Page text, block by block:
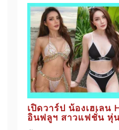
เปิดวาร์ป น้องเฮเลน
อินฟลูฯ สาวแฟชั่น หุ่